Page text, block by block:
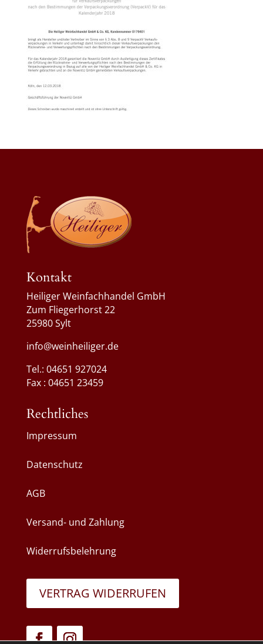
Kontakt
Heiliger Weinfachhandel GmbH
Zum Fliegerhorst 22
25980 Sylt
info@weinheiliger.de
Tel.: 04651 927024
Fax : 04651 23459
Rechtliches
Impressum
Datenschutz
AGB
Versand- und Zahlung
Widerrufsbelehrung
VERTRAG WIDERRUFEN